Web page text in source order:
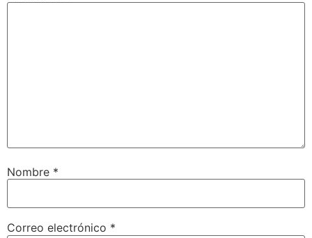
Nombre *
Correo electrónico *